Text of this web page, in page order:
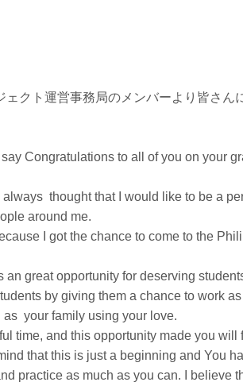
ェクト運営事務局のメンバーより皆さん
Congratulations to all of you on your
thought that I would like to be a
around me.
I got the chance to come to the
an great opportunity for deserving
by giving them a chance to work as
your family using your love.
time, and this opportunity made you will
that this is just a beginning and You
practice as much as you can. I believe